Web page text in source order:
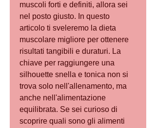
muscoli forti e definiti, allora sei
nel posto giusto. In questo
articolo ti sveleremo la dieta
muscolare migliore per ottenere
risultati tangibili e duraturi. La
chiave per raggiungere una
silhouette snella e tonica non si
trova solo nell'allenamento, ma
anche nell'alimentazione
equilibrata. Se sei curioso di
scoprire quali sono gli alimenti